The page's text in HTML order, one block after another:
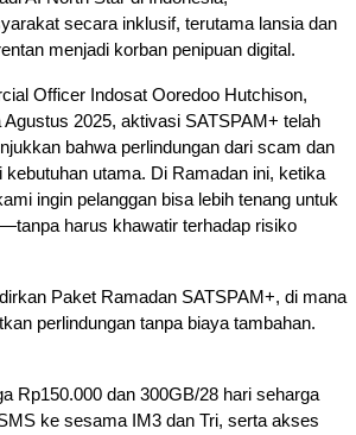
secara inklusif, terutama lansia dan
menjadi korban penipuan digital.
Officer Indosat Ooredoo Hutchison,
2025, aktivasi SATSPAM+ telah
bahwa perlindungan dari scam dan
utama. Di Ramadan ini, ketika
ingin pelanggan bisa lebih tenang untuk
harus khawatir terhadap risiko
Paket Ramadan SATSPAM+, di mana
perlindungan tanpa biaya tambahan.
Rp150.000 dan 300GB/28 hari seharga
ke sesama IM3 dan Tri, serta akses